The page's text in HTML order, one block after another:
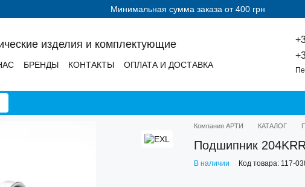
Минимальная сумма заказа от 400 грн
изделия и комплектующие
БРЕНДЫ КОНТАКТЫ
ОПЛАТА И ДОСТАВКА
Компания АРТИ КАТАЛОГ
Подшипник
В наличии Код товара: 117-